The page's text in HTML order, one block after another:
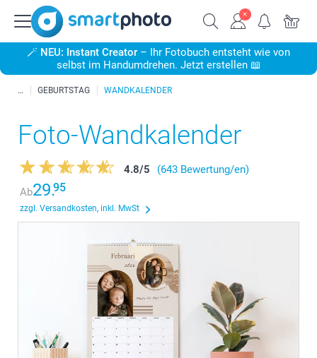
🪄 NEU: Instant Creator – Ihr Fotobuch entsteht wie von
selbst im Handumdrehen. Jetzt erstellen 📖
GEBURTSTAG WANDKALENDER
Foto-Wandkalender
4.8/5
(643 Bewertung/en)
Ab29.95
zzgl. Versandkosten, inkl. MwSt